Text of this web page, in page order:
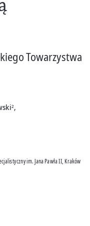
Towarzystwa
2,
im. Jana Pawła II, Kraków